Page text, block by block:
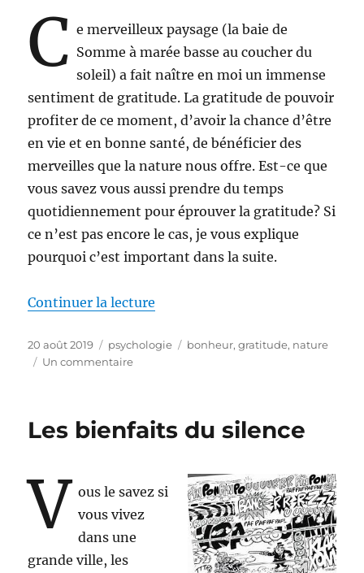
C e merveilleux paysage (la baie de
Somme à marée basse au coucher du
soleil) a fait naître en moi un immense
sentiment de gratitude. La gratitude de pouvoir
profiter de ce moment, d’avoir la chance d’être
en vie et en bonne santé, de bénéficier des
merveilles que la nature nous offre. Est-ce que
vous savez vous aussi prendre du temps
quotidiennement pour éprouver la gratitude? Si
ce n’est pas encore le cas, je vous explique
pourquoi c’est important dans la suite.
Continuer la lecture
Publié
le
20 août 2019 Catégories
psychologie Étiquettes
bonheur,gratitude, nature
Un commentairesur
Les bienfaits du silence
V ous le savez si
vous vivez
dans une
grande ville, les